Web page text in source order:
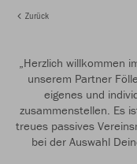
Zurück
„Herzlich willkommen
unserem Partner
eigenes und
zusammenstellen. Es
treues passives
bei der Auswahl